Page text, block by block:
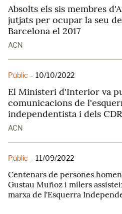
Absolts els sis membres
jutjats per ocupar la seu
Barcelona el 2017
ACN
Públic - 10/10/2022
El Ministeri d'Interior va
comunicacions de
independentista i dels CDR
ACN
Públic - 11/09/2022
Centenars de persones
Gustau Muñoz i milers
marxa de l'Esquerra